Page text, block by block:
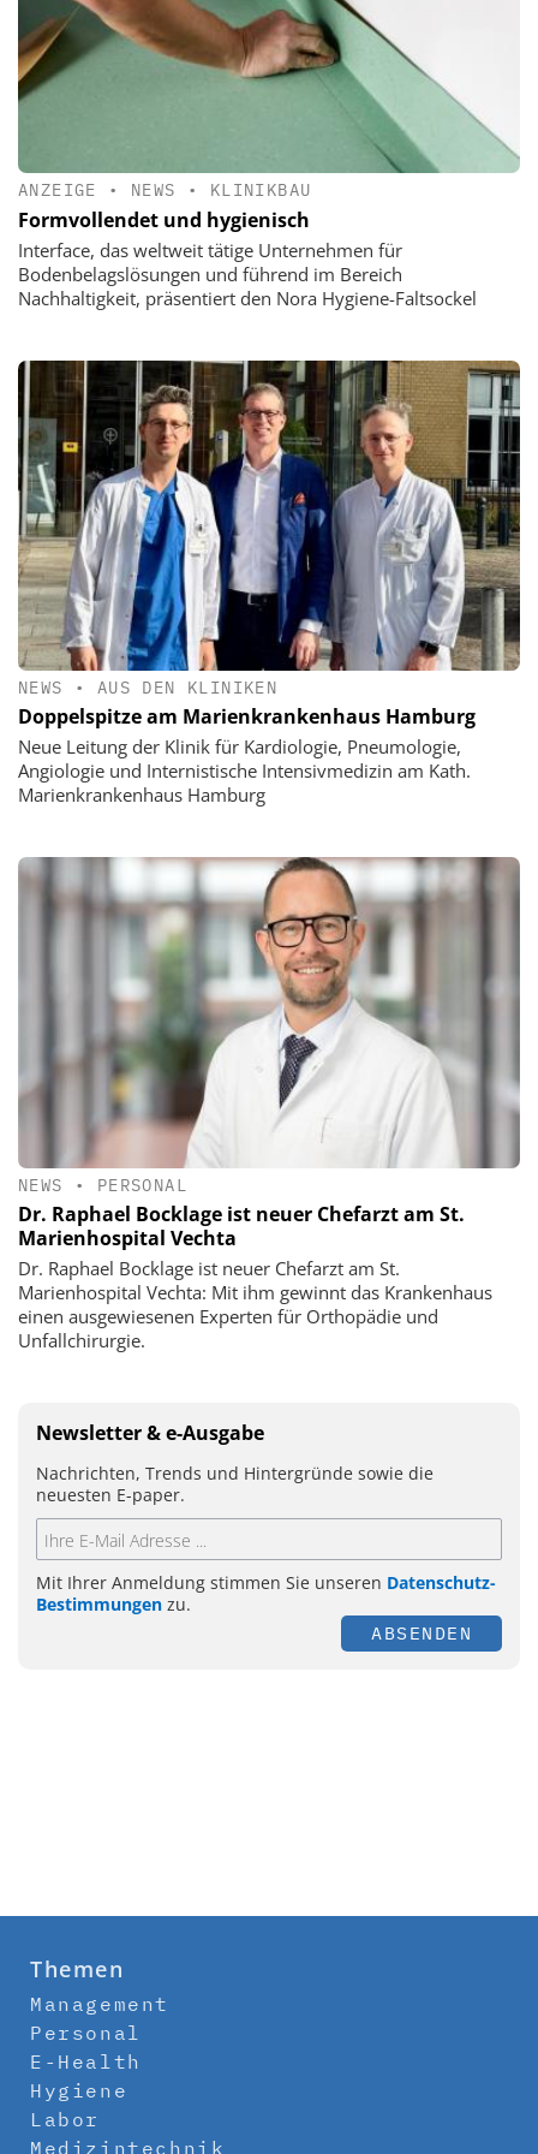
ANZEIGE • NEWS • KLINIKBAU
Formvollendet und hygienisch
Interface, das weltweit tätige Unternehmen für
Bodenbelagslösungen und führend im Bereich
Nachhaltigkeit, präsentiert den Nora Hygiene-Faltsockel
NEWS • AUS DEN KLINIKEN
Doppelspitze am Marienkrankenhaus Hamburg
Neue Leitung der Klinik für Kardiologie, Pneumologie,
Angiologie und Internistische Intensivmedizin am Kath.
Marienkrankenhaus Hamburg
NEWS • PERSONAL
Dr. Raphael Bocklage ist neuer Chefarzt am St.
Marienhospital Vechta
Dr. Raphael Bocklage ist neuer Chefarzt am St.
Marienhospital Vechta: Mit ihm gewinnt das Krankenhaus
einen ausgewiesenen Experten für Orthopädie und
Unfallchirurgie.
Newsletter & e-Ausgabe
Nachrichten, Trends und Hintergründe sowie die
neuesten E-paper.
Mit Ihrer Anmeldung stimmen Sie unseren Datenschutz-
Bestimmungen zu.
ABSENDEN
Themen
Management
Personal
E-Health
Hygiene
Labor
Medizintechnik